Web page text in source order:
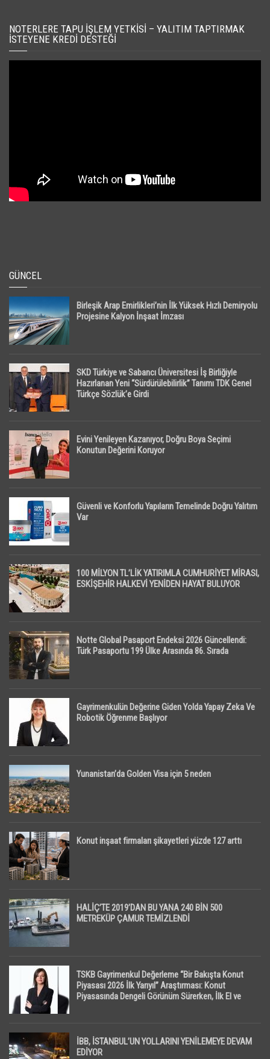
NOTERLERE TAPU İŞLEM YETKISI – YALITIM TAPTIRMAK
İSTEYENE KREDI DESTEĞI
GÜNCEL
Birleşik Arap Emirlikleri’nin İlk Yüksek Hızlı Demiryolu
Projesine Kalyon İnşaat İmzası
SKD Türkiye ve Sabancı Üniversitesi İş Birliğiyle
Hazırlanan Yeni “Sürdürülebilirlik” Tanımı TDK Genel
Türkçe Sözlük’e Girdi
Evini Yenileyen Kazanıyor, Doğru Boya Seçimi
Konutun Değerini Koruyor
Güvenli ve Konforlu Yapıların Temelinde Doğru Yalıtım
Var
100 MİLYON TL’LİK YATIRIMLA CUMHURİYET MİRASI,
ESKİŞEHİR HALKEVİ YENİDEN HAYAT BULUYOR
Notte Global Pasaport Endeksi 2026 Güncellendi:
Türk Pasaportu 199 Ülke Arasında 86. Sırada
Gayrimenkulün Değerine Giden Yolda Yapay Zeka Ve
Robotik Öğrenme Başlıyor
Yunanistan’da Golden Visa için 5 neden
Konut inşaat firmaları şikayetleri yüzde 127 arttı
HALİÇ’TE 2019’DAN BU YANA 240 BİN 500
METREKÜP ÇAMUR TEMİZLENDİ
TSKB Gayrimenkul Değerleme “Bir Bakışta Konut
Piyasası 2026 İlk Yarıyıl” Araştırması: Konut
Piyasasında Dengeli Görünüm Sürerken, İlk El ve
İBB, İSTANBUL’UN YOLLARINI YENİLEMEYE DEVAM
EDİYOR